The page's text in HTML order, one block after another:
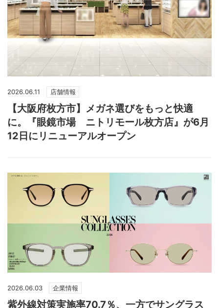
2026.06.11 店舗情報
【大阪府枚方市】メガネ選びをもっと快適
に。『眼鏡市場 ニトリモール枚方店』が6月
12日にリニューアルオープン
2026.06.03 企業情報
紫外線対策実施率70.7％、一方でサングラス